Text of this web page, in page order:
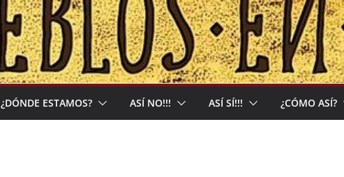
¿DÓNDE ESTAMOS? ASÍ NO!!! ASÍ SÍ!!! ¿CÓMO ASÍ?